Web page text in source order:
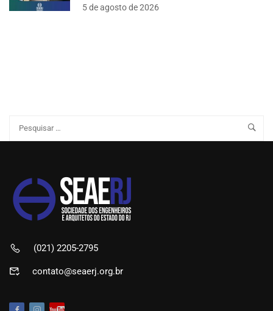
5 de agosto de 2026
(021) 2205-2795
contato@seaerj.org.br